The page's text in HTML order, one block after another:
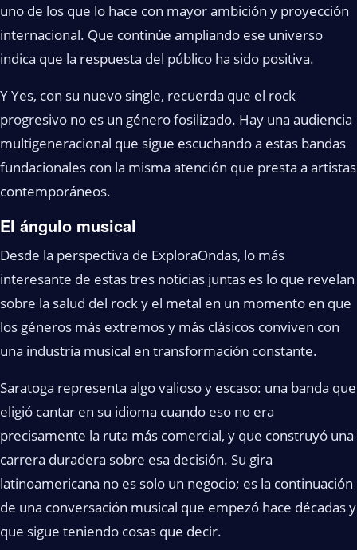
uno de los que lo hace con mayor ambición y proyección
internacional. Que continúe ampliando ese universo
indica que la respuesta del público ha sido positiva.
Y Yes, con su nuevo single, recuerda que el rock
progresivo no es un género fosilizado. Hay una audiencia
multigeneracional que sigue escuchando a estas bandas
fundacionales con la misma atención que presta a artistas
contemporáneos.
El ángulo musical
Desde la perspectiva de ExploraOndas, lo más
interesante de estas tres noticias juntas es lo que revelan
sobre la salud del rock y el metal en un momento en que
los géneros más extremos y más clásicos conviven con
una industria musical en transformación constante.
Saratoga representa algo valioso y escaso: una banda que
eligió cantar en su idioma cuando eso no era
precisamente la ruta más comercial, y que construyó una
carrera duradera sobre esa decisión. Su gira
latinoamericana no es solo un negocio; es la continuación
de una conversación musical que empezó hace décadas y
que sigue teniendo cosas que decir.